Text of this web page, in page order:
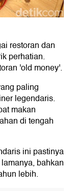
restoran dan
perhatian.
'old money'.
paling
legendaris.
makan
di tengah
ini pastinya
bahkan
lebih.